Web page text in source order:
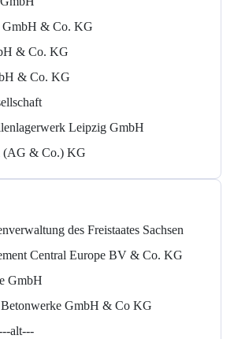
& Co. KG
& Co. KG
& Co. KG
Leipzig GmbH
(AG & Co.) KG
des Freistaates Sachsen
Central Europe BV & Co. KG
GmbH
GmbH & Co KG
alt---